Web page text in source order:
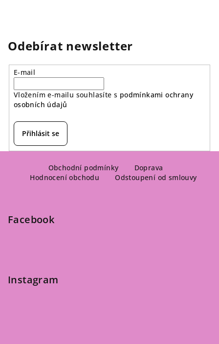
Odebírat newsletter
E-mail
Vložením e-mailu souhlasíte s podmínkami ochrany
osobních údajů
Přihlásit se
Obchodní podmínky
Doprava
Hodnocení obchodu
Odstoupení od smlouvy
Facebook
Instagram